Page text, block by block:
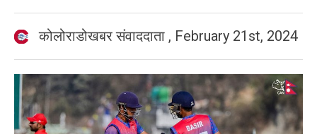
कोलोराडोखबर संवाददाता , February 21st, 2024